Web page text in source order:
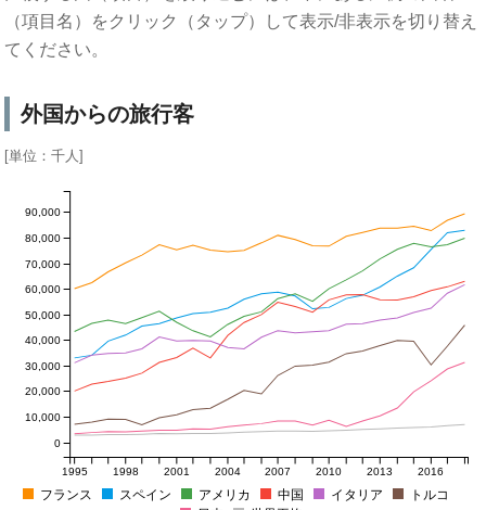
（項目名）をクリック（タップ）して表示/非表示を切り替え
てください。
外国からの旅行客
[単位：千人]
1995 1998 2001 2004 2007 2010 2013 2016
0
10,000
20,000
30,000
40,000
50,000
60,000
70,000
80,000
90,000
フランス スペイン アメリカ 中国 イタリア
トルコ